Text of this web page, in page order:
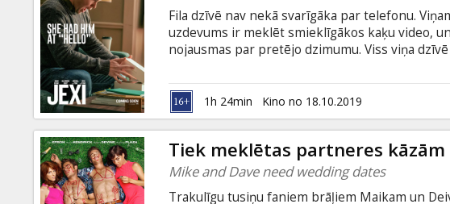
Dāvanu
kartes
Uzkodas
B2B
Kino
Fila dzīvē nav nekā svarīgāka par telefonu.
uzdevums ir meklēt smieklīgākos kaķu video,
nojausmas par pretējo dzimumu. Viss viņa
virtuālais asistents. Ar viņas palīdzību Fils
vien dzīve sāk līdzināties murgam, jo Džeksi
kontrolēt viņu. Filma angļu valodā ar subtitriem
1h 24min Kino no 18.10.2019
Tiek meklētas partneres kāzām
Mike and Dave need wedding dates
Trakulīgu tusiņu faniem brāļiem Maikam un